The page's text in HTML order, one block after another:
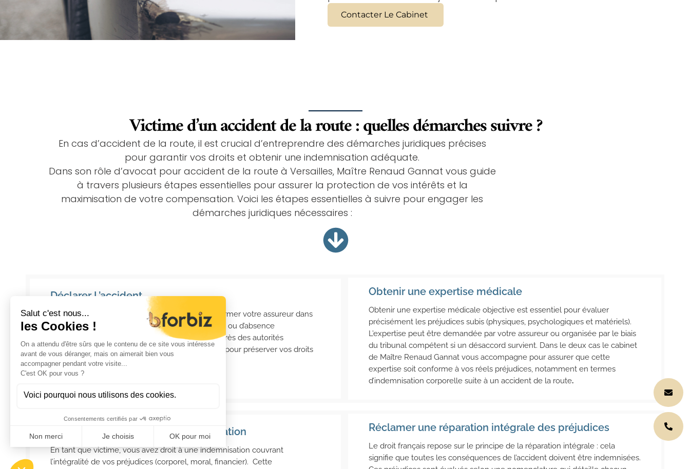
Contacter Le Cabinet
Victime d’un accident de la route : quelles démarches suivre ?
En cas d’accident de la route, il est crucial d’entreprendre des démarches juridiques précises
pour garantir vos droits et obtenir une indemnisation adéquate.
Dans son rôle d’avocat pour accident de la route à Versailles, Maître Renaud Gannat vous guide
à travers plusieurs étapes essentielles pour assurer la protection de vos intérêts et la
maximisation de votre compensation. Voici les étapes essentielles à suivre pour engager les
démarches juridiques nécessaires :
Déclarer L’accident
Après l’accident, vous devez impérativement informer votre assureur dans
un délai de 5 jours ouvrés. En cas de délit de fuite ou d’absence
d’identification du responsable, porter plainte auprès des autorités
compétentes (police ou gendarmerie) est crucial pour préserver vos droits
en tant que victime d’un accident de la route.
Obtenir une expertise médicale
Obtenir une expertise médicale objective est essentiel pour évaluer
précisément les préjudices subis (physiques, psychologiques et matériels).
L’expertise peut être demandée par votre assureur ou organisée par le biais
du tribunal compétent si un désaccord survient. Dans le deux cas le cabinet
de Maître Renaud Gannat vous accompagne pour assurer que cette
expertise soit conforme à vos réels préjudices, notamment en termes
d’indemnisation corporelle suite à un accident de la route.
Engager Une Procédure D’indemnisation
En tant que victime, vous avez droit à une indemnisation couvrant
l’intégralité de vos préjudices (corporel, moral, financier). Cette
Réclamer une réparation intégrale des préjudices
Le droit français repose sur le principe de la réparation intégrale : cela
signifie que toutes les conséquences de l’accident doivent être indemnisées.